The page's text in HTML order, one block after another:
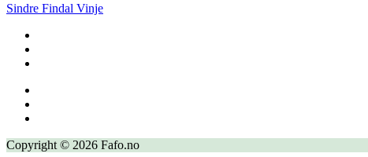
Sindre Findal Vinje
Copyright © 2026 Fafo.no